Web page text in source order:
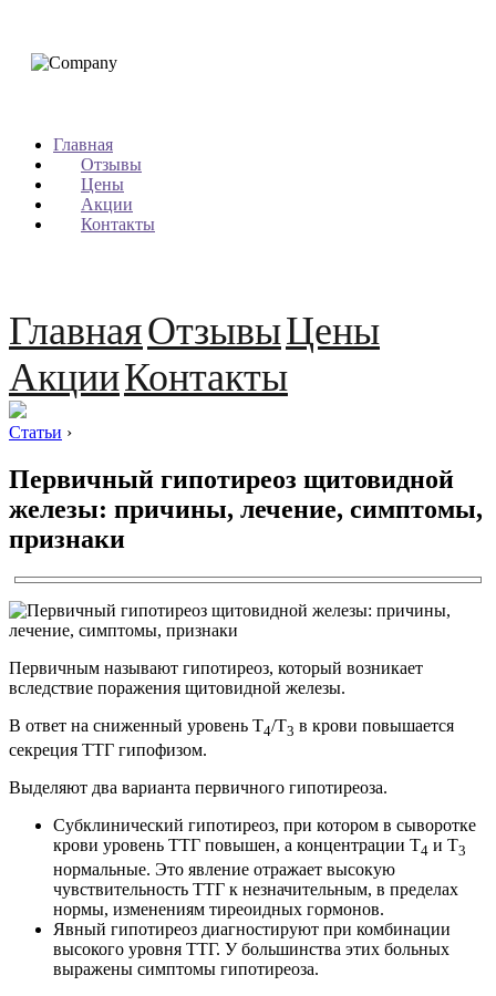
Главная
Отзывы
Цены
Акции
Контакты
ГлавнаяОтзывыЦены
АкцииКонтакты
Статьи ›
Первичный гипотиреоз щитовидной
железы: причины, лечение, симптомы,
признаки
Первичным называют гипотиреоз, который возникает
вследствие поражения щитовидной железы.
В ответ на сниженный уровень Т4/Т3 в крови повышается
секреция ТТГ гипофизом.
Выделяют два варианта первичного гипотиреоза.
Субклинический гипотиреоз, при котором в сыворотке
крови уровень ТТГ повышен, а концентрации Т4 и Т3
нормальные. Это явление отражает высокую
чувствительность ТТГ к незначительным, в пределах
нормы, изменениям тиреоидных гормонов.
Явный гипотиреоз диагностируют при комбинации
высокого уровня ТТГ. У большинства этих больных
выражены симптомы гипотиреоза.